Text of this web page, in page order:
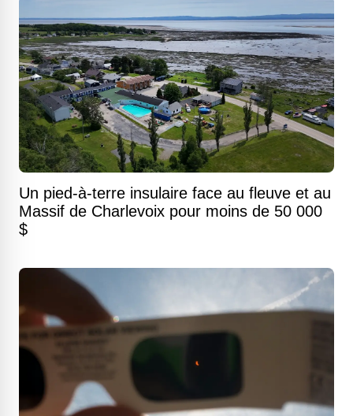
Un pied-à-terre insulaire face au fleuve et au
Massif de Charlevoix pour moins de 50 000
$